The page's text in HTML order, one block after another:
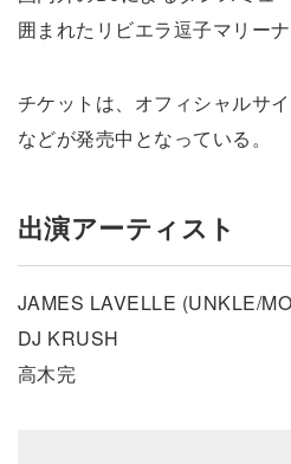
囲まれたリビエラ逗子マリーナ
チケットは、オフィシャルサ
などが発売中となっている。
出演アーティスト
JAMES LAVELLE (UNKLE/
DJ KRUSH
高木完